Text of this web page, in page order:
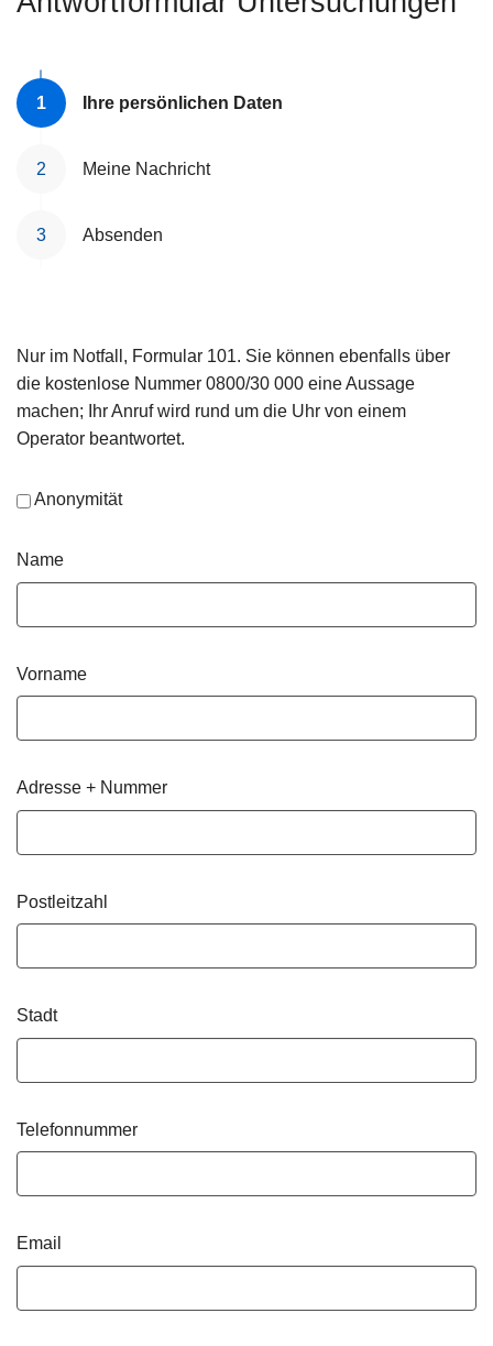
Ihre persönlichen Daten
Meine Nachricht
Absenden
Nur im Notfall, Formular 101. Sie können ebenfalls über
die kostenlose Nummer 0800/30 000 eine Aussage
machen; Ihr Anruf wird rund um die Uhr von einem
Operator beantwortet.
Anonymität
Name
Vorname
Adresse + Nummer
Postleitzahl
Stadt
Telefonnummer
Email